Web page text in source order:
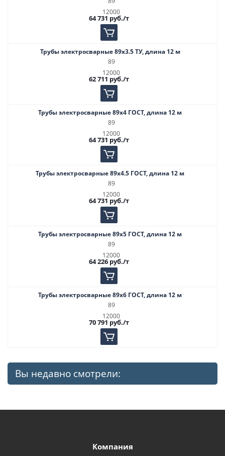
12000
64 731 руб./т
Трубы электросварные 89х3.5 ТУ, длина 12 м
89
12000
62 711 руб./т
Трубы электросварные 89х4 ГОСТ, длина 12 м
89
12000
64 731 руб./т
Трубы электросварные 89х4.5 ГОСТ, длина 12 м
89
12000
64 731 руб./т
Трубы электросварные 89х5 ГОСТ, длина 12 м
89
12000
64 226руб./т
Трубы электросварные 89х6 ГОСТ, длина 12 м
89
12000
70 791 руб./т
Вы недавно смотрели:
Компания